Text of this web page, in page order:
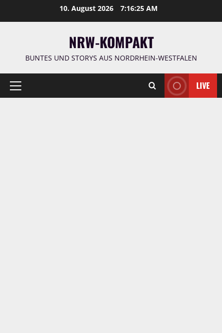
10. August 2026 7:16:26 AM
NRW-KOMPAKT
BUNTES UND STORYS AUS NORDRHEIN-WESTFALEN
Primäres
LIVE